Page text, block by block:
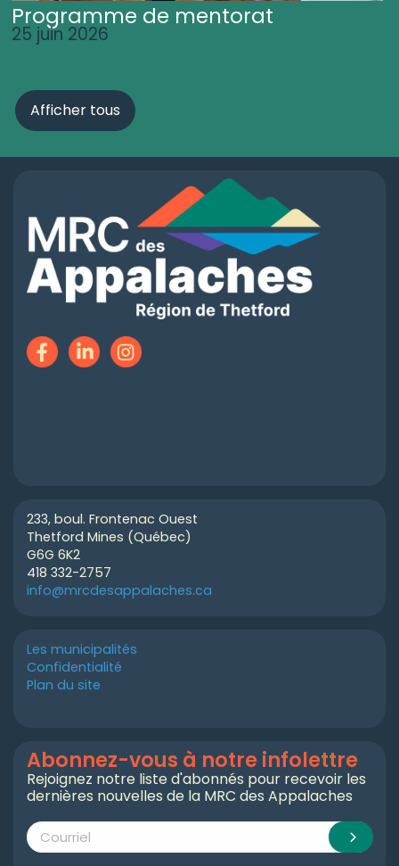
Programme de mentorat
25 juin 2026
Afficher tous
233, boul. Frontenac Ouest
Thetford Mines (Québec)
G6G 6K2
418 332-2757
info@mrcdesappalaches.ca
Les municipalités
Confidentialité
Plan du site
Abonnez-vous à notre infolettre
Rejoignez notre liste d'abonnés pour recevoir les
dernières nouvelles de la MRC des Appalaches